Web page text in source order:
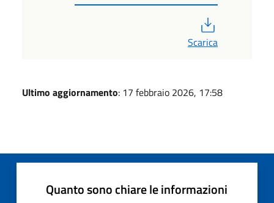
Scarica
Ultimo aggiornamento: 17 febbraio 2026, 17:58
Quanto sono chiare le informazioni